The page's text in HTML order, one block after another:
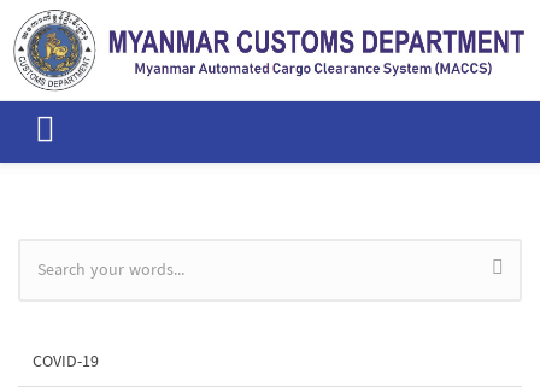
Skip to main content
Search form
COVID-19